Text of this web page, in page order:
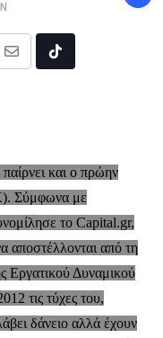
Share
Tiktok
και ο πρώην
Σύμφωνα με
το Capital.gr,
αποστέλλονται από τη
Εργατικού Δυναμικού
τις τύχες του,
δάνειο αλλά έχουν